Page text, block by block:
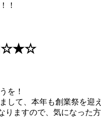
！
☆★☆
を！
して、本年も創業祭を迎
りますので、気になった